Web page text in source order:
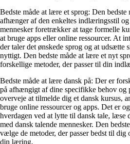
Bedste måde at lære et sprog: Den bedste
afhænger af den enkeltes indlæringsstil
mennesker foretrækker at tage formelle
at bruge apps eller online ressourcer. At
der taler det ønskede sprog og at udsætte
nyttigt. Den bedste måde at lære et nyt
forskellige metoder, der passer til din
Bedste måde at lære dansk på: Der er
på afhængigt af dine specifikke behov og
overveje at tilmelde dig et dansk kursus,
bruge online ressourcer og apps. Det er
hverdagen ved at lytte til dansk tale, læse
med dansk talende mennesker. Den
vælge de metoder, der passer bedst til
din læring.